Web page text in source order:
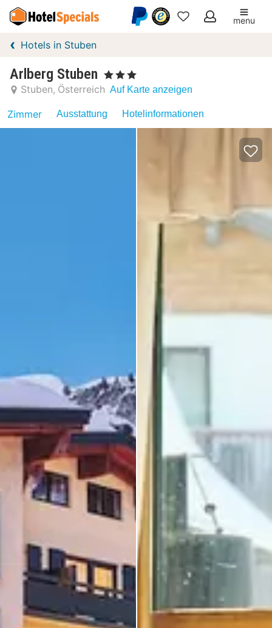
Meine
menu
Hotels in Stuben
Arlberg Stuben , 3 Sterne
Stuben Österreich Auf Karte anzeigen
Zimmer Ausstattung Hotelinformationen